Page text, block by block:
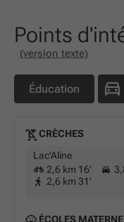
Points
(version texte)
Éducation
CRÈCHES
Lac'Aline
2,6 km 16'
2,6 km 31'
ÉCOLES